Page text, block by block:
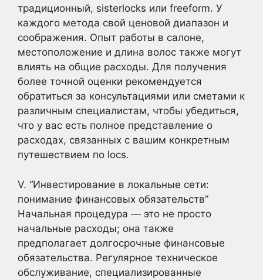
традиционный, sisterlocks или freeform. У
каждого метода свой ценовой диапазон и
соображения. Опыт работы в салоне,
местоположение и длина волос также могут
влиять на общие расходы. Для получения
более точной оценки рекомендуется
обратиться за консультациями или сметами к
различным специалистам, чтобы убедиться,
что у вас есть полное представление о
расходах, связанных с вашим конкретным
путешествием по locs.
V. “Инвестирование в локальные сети:
понимание финансовых обязательств”
Начальная процедура — это не просто
начальные расходы; она также
предполагает долгосрочные финансовые
обязательства. Регулярное техническое
обслуживание, специализированные